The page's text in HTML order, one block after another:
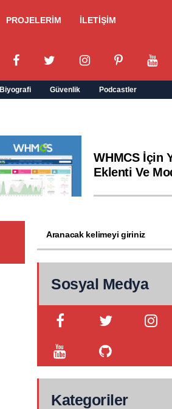
PROJELERİM İLETİŞİM
Biyografi Güvenlik Podcastler
WHMCS İçin
Eklenti Ve
Sosyal Medya
Kategoriler